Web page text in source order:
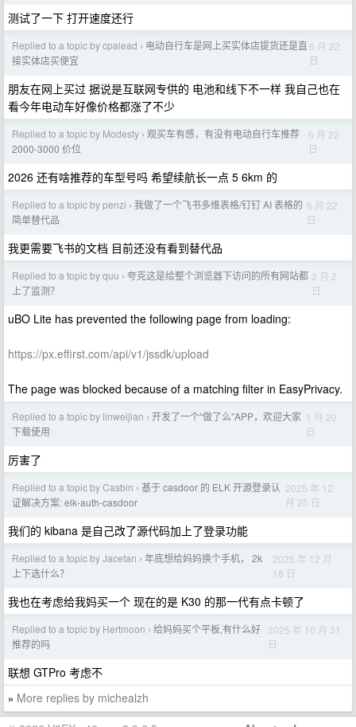
测试了一下 打开速度还行
Replied to a topic by cpalead › 电动自行车是网上买实体店提货还是直
接实体店买便宜
6 月 22
日
朋友在网上买过 据说是互联网专供的 电池和线下不一样 我自己也在
看今年电动车好像价格都涨了不少
Replied to a topic by Modesty › 观买车有感，有没有电动自行车推荐
2000-3000 价位
6 月 22
日
2026 还有啥推荐的车型号吗 希望续航长一点 5 6km 的
Replied to a topic by penzi › 我做了一个飞书多维表格/钉钉 AI 表格的
简单替代品
6 月 22
日
我更需要飞书的文档 目前还没有看到替代品
Replied to a topic by quu › 夸克这是给整个浏览器下访问的所有网站都
上了监测？
2 月 2
日
uBO Lite has prevented the following page from loading:
https://px.effirst.com/api/v1/jssdk/upload
The page was blocked because of a matching filter in EasyPrivacy.
Replied to a topic by linweijian › 开发了一个“做了么”APP，欢迎大家
下载使用
1 月 20
日
厉害了
Replied to a topic by Casbin › 基于 casdoor 的 ELK 开源登录认
证解决方案: elk-auth-casdoor
2025 年 12
月 25 日
我们的 kibana 是自己改了源代码加上了登录功能
Replied to a topic by Jacefan › 年底想给妈妈换个手机， 2k
上下选什么？
2025 年 12 月
18 日
我也在考虑给我妈买一个 现在的是 K30 的那一代有点卡顿了
Replied to a topic by Hertmoon › 给妈妈买个平板,有什么好
推荐的吗
2025 年 10 月 31
日
联想 GTPro 考虑不
» More replies by michealzh